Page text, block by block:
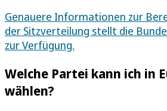
Genauere Informationen zur
der Sitzverteilung stellt die
zur Verfügung.
Welche Partei kann ich in
wählen?